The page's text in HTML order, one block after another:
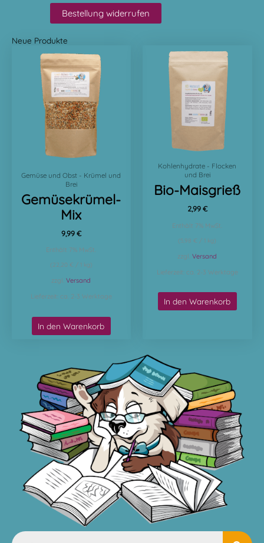
Bestellung widerrufen
Neue Produkte
Gemüse und Obst - Krümel und
Brei
Gemüsekrümel-
Mix
9,99 €
Enthält 7% MwSt.
(22,20 € / 1 kg)
zzgl.Versand
Lieferzeit: ca. 2-3 Werktage
In den Warenkorb
Kohlenhydrate - Flocken
und Brei
Bio-Maisgrieß
2,99 €
Enthält 7% MwSt.
(5,98 € / 1 kg)
zzgl.Versand
Lieferzeit: ca. 2-3 Werktage
In den Warenkorb